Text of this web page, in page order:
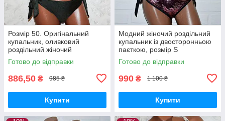
Розмір 50. Оригінальний
купальник, оливковий
роздільний жіночий
купальник, на зав'язках, з
пушапом
Готово до відправки
886,50 ₴ 985 ₴
Купити
Модний жіночий роздільний
купальник із двосторонньою
паєткою, розмір S
Готово до відправки
990 ₴ 1 100 ₴
Купити